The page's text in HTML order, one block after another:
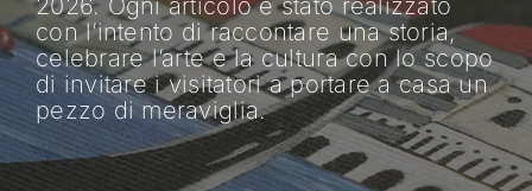
2026. Ogni articolo è stato realizzato
con l’intento di raccontare una storia,
celebrare l’arte e la cultura con lo scopo
di invitare i visitatori a portare a casa un
pezzo di meraviglia.